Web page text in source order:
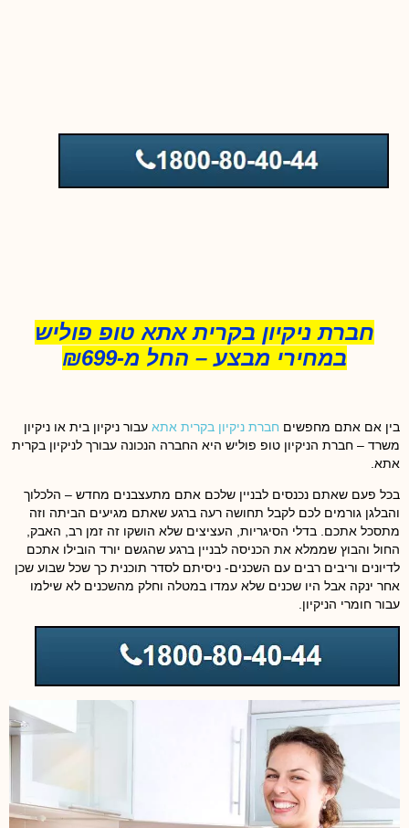
חברת ניקיון בקרית אתא טופ פוליש
במחירי מבצע – החל מ-₪699
בין אם אתם מחפשים חברת ניקיון בקרית אתא עבור ניקיון בית או ניקיון
משרד – חברת הניקיון טופ פוליש היא החברה הנכונה עבורך לניקיון בקרית
אתא.
בכל פעם שאתם נכנסים לבניין שלכם אתם מתעצבנים מחדש – הלכלוך
והבלגן גורמים לכם לקבל תחושה רעה ברגע שאתם מגיעים הביתה וזה
מתסכל אתכם. בדלי הסיגריות, העציצים שלא הושקו זה זמן רב, האבק,
החול והבוץ שממלא את הכניסה לבניין ברגע שהגשם יורד הובילו אתכם
לדיונים וריבים רבים עם השכנים- ניסיתם לסדר תוכנית כך שכל שבוע שכן
אחר ינקה אבל היו שכנים שלא עמדו במטלה וחלק מהשכנים לא שילמו
עבור חומרי הניקיון.